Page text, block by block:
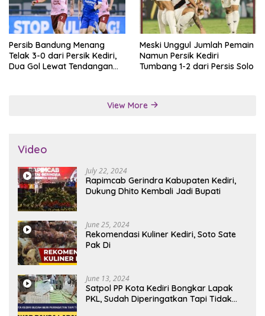
Persib Bandung Menang
Telak 3-0 dari Persik Kediri,
Dua Gol Lewat Tendangan
Meski Unggul Jumlah Pemain
Namun Persik Kediri
Tumbang 1-2 dari Persis Solo
View More
Video
July 22, 2024
Rapimcab Gerindra Kabupaten Kediri,
Dukung Dhito Kembali Jadi Bupati
June 25, 2024
Rekomendasi Kuliner Kediri, Soto Sate
Pak Di
June 13, 2024
Satpol PP Kota Kediri Bongkar Lapak
PKL, Sudah Diperingatkan Tapi Tidak